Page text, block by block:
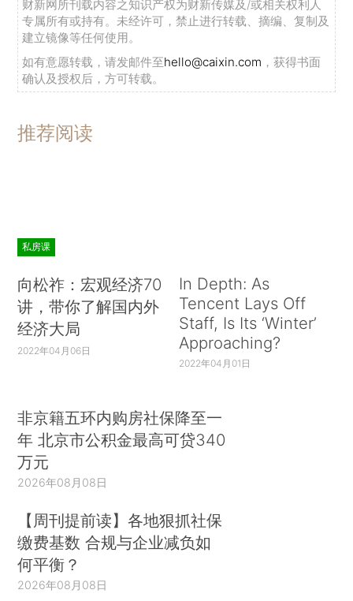
财新网所刊载内容之知识产权为财新传媒及/或相关权利人
专属所有或持有。未经许可，禁止进行转载、摘编、复制及
建立镜像等任何使用。
如有意愿转载，请发邮件至hello@caixin.com ，获得书面
确认及授权后，方可转载。
推荐阅读
私房课
向松祚：宏观经济70
讲，带你了解国内外
经济大局
2022年04月06日
In Depth: As
Tencent Lays Off
Staff, Is Its ‘Winter’
Approaching?
2022年04月01日
非京籍五环内购房社保降至一
年 北京市公积金最高可贷340
万元
2026年08月08日
【周刊提前读】各地狠抓社保
缴费基数 合规与企业减负如
何平衡？
2026年08月08日